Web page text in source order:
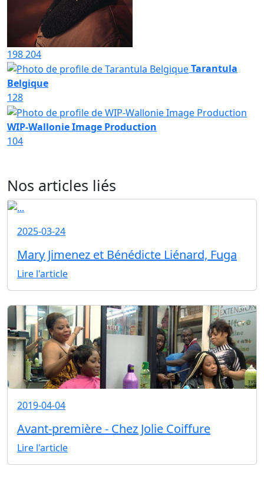
198204
Tarantula
Belgique
128
WIP-Wallonie Image Production
104
Nos articles liés
2025-03-24
Mary Jimenez et Bénédicte Liénard, Fuga
Lire l'article
2019-04-04
Avant-première - Chez Jolie Coiffure
Lire l'article